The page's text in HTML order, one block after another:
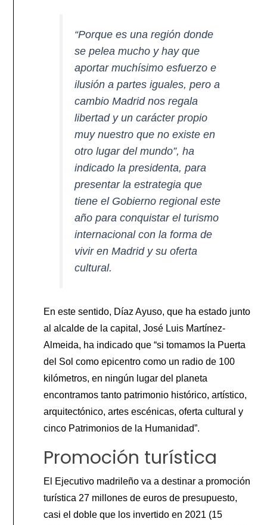
“Porque es una región donde
se pelea mucho y hay que
aportar muchísimo esfuerzo e
ilusión a partes iguales, pero a
cambio Madrid nos regala
libertad y un carácter propio
muy nuestro que no existe en
otro lugar del mundo”, ha
indicado la presidenta, para
presentar la estrategia que
tiene el Gobierno regional este
año para conquistar el turismo
internacional con la forma de
vivir en Madrid y su oferta
cultural.
En este sentido, Díaz Ayuso, que ha estado junto
al alcalde de la capital, José Luis Martínez-
Almeida, ha indicado que “si tomamos la Puerta
del Sol como epicentro como un radio de 100
kilómetros, en ningún lugar del planeta
encontramos tanto patrimonio histórico, artístico,
arquitectónico, artes escénicas, oferta cultural y
cinco Patrimonios de la Humanidad”.
Promoción turística
El Ejecutivo madrileño va a destinar a promoción
turística 27 millones de euros de presupuesto,
casi el doble que los invertido en 2021 (15